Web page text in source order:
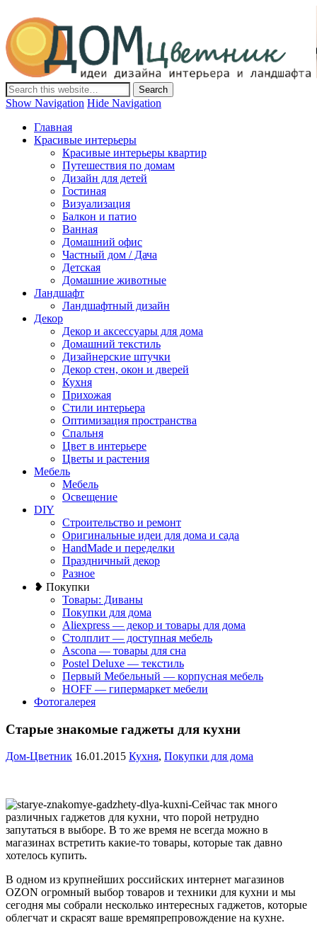
Дом-Цветник
Дизайн интерьера и ландшафта, декор и обустройство дома.
Идеи со всего мира.
Show Navigation Hide Navigation
Главная
Красивые интерьеры
Красивые интерьеры квартир
Путешествия по домам
Дизайн для детей
Гостиная
Визуализация
Балкон и патио
Ванная
Домашний офис
Частный дом / Дача
Детская
Домашние животные
Ландшафт
Ландшафтный дизайн
Декор
Декор и аксессуары для дома
Домашний текстиль
Дизайнерские штучки
Декор стен, окон и дверей
Кухня
Прихожая
Стили интерьера
Оптимизация пространства
Спальня
Цвет в интерьере
Цветы и растения
Мебель
Мебель
Освещение
DIY
Строительство и ремонт
Оригинальные идеи для дома и сада
HandMade и переделки
Праздничный декор
Разное
❥ Покупки
Товары: Диваны
Покупки для дома
Aliexpress — декор и товары для дома
Столплит — доступная мебель
Ascona — товары для сна
Postel Deluxe — текстиль
Первый Мебельный — корпусная мебель
HOFF — гипермаркет мебели
Фотогалерея
Старые знакомые гаджеты для кухни
Дом-Цветник 16.01.2015 Кухня, Покупки для дома
Сейчас так много
различных гаджетов для кухни, что порой нетрудно
запутаться в выборе. В то же время не всегда можно в
магазинах встретить какие-то товары, которые так давно
хотелось купить.
В одном из крупнейших российских интернет магазинов
OZON огромный выбор товаров и техники для кухни и мы
сегодня мы собрали несколько интересных гаджетов, которые
облегчат и скрасят ваше времяпрепровождение на кухне.